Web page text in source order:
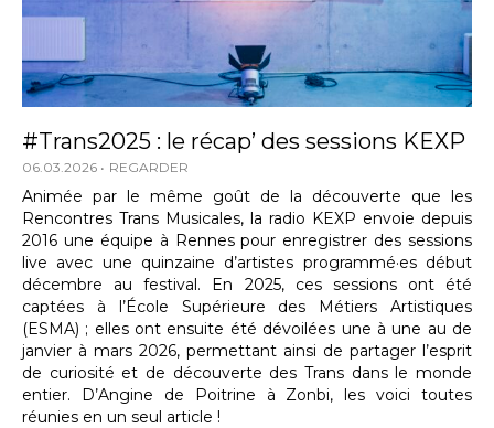
#Trans2025 : le récap’ des sessions KEXP
06.03.2026 REGARDER
Animée par le même goût de la découverte que les
Rencontres Trans Musicales, la radio KEXP envoie depuis
2016 une équipe à Rennes pour enregistrer des sessions
live avec une quinzaine d’artistes programmé·es début
décembre au festival. En 2025, ces sessions ont été
captées à l’École Supérieure des Métiers Artistiques
(ESMA) ; elles ont ensuite été dévoilées une à une au de
janvier à mars 2026, permettant ainsi de partager l’esprit
de curiosité et de découverte des Trans dans le monde
entier. D’Angine de Poitrine à Zonbi, les voici toutes
réunies en un seul article !